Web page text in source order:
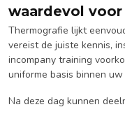
waardevol
Thermografie lijkt
vereist de juiste kennis,
incompany training
uniforme basis binnen uw
Na deze dag kunnen